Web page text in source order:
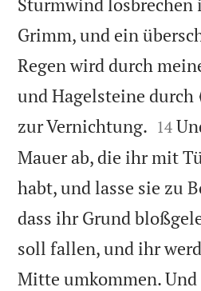
Grimm, und ein
Regen wird durch
und Hagelsteine durch
zur Vernichtung. 

14
Mauer ab, die ihr mit
habt, und lasse sie zu
dass ihr Grund
soll fallen, und ihr
Mitte umkommen.